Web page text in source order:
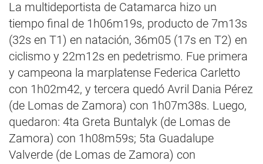
La multideportista de Catamarca hizo un
tiempo final de 1h06m19s, producto de 7m13s
(32s en T1) en natación, 36m05 (17s en T2) en
ciclismo y 22m12s en pedetrismo. Fue primera
y campeona la marplatense Federica Carletto
con 1h02m42, y tercera quedó Avril Dania Pérez
(de Lomas de Zamora) con 1h07m38s. Luego,
quedaron: 4ta Greta Buntalyk (de Lomas de
Zamora) con 1h08m59s; 5ta Guadalupe
Valverde (de Lomas de Zamora) con